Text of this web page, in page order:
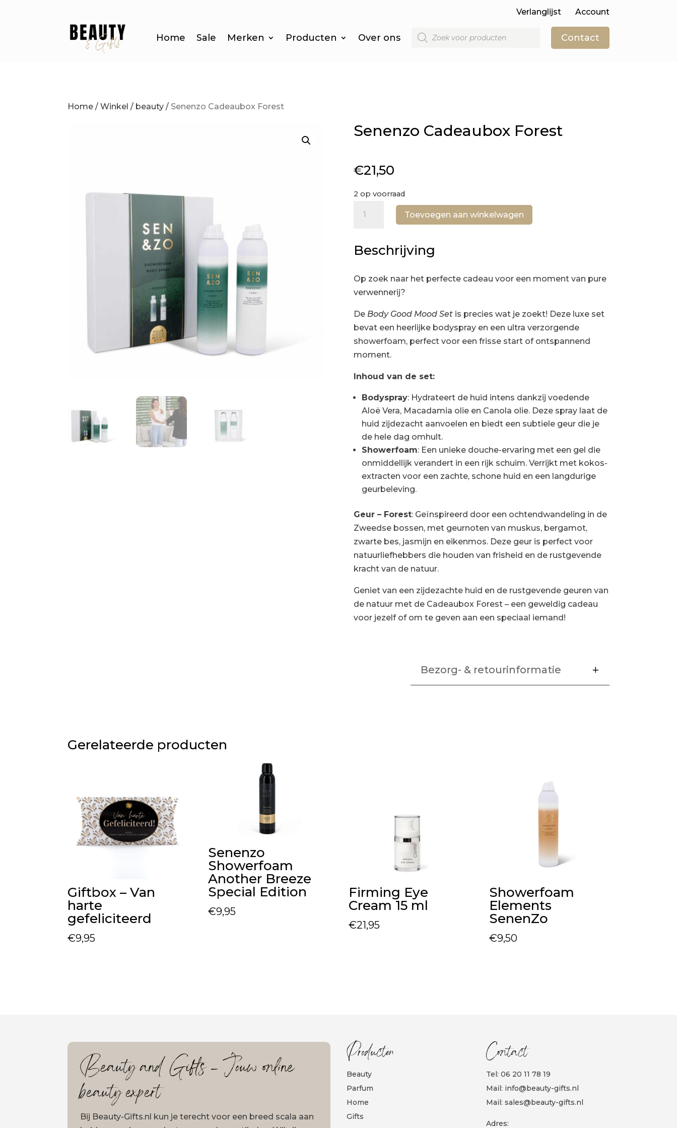
Verlanglijst Account
Home Sale Merken Producten Over ons
Producten
zoeken Contact
Home /Winkel / beauty / Senenzo Cadeaubox Forest
Senenzo Cadeaubox Forest
€21,50
2 op voorraad
Cadeaubox
aantal
Toevoegen aan winkelwagen
Beschrijving
Op zoek naar het perfecte cadeau voor een moment van pure
verwennerij?
De Body Good Mood Setis precies wat je zoekt! Deze luxe set
bevat een heerlijke bodyspray en een ultra verzorgende
showerfoam, perfect voor een frisse start of ontspannend
moment.
Inhoud van de set:
Bodyspray: Hydrateert de huid intens dankzij voedende
Aloë Vera, Macadamia olie en Canola olie. Deze spray laat de
huid zijdezacht aanvoelen en biedt een subtiele geur die je
de hele dag omhult.
Showerfoam: Een unieke douche-ervaring met een gel die
onmiddellijk verandert in een rijk schuim. Verrijkt met kokos-
extracten voor een zachte, schone huid en een langdurige
geurbeleving.
Geur – Forest: Geïnspireerd door een ochtendwandeling in de
Zweedse bossen, met geurnoten van muskus, bergamot,
zwarte bes, jasmijn en eikenmos. Deze geur is perfect voor
natuurliefhebbers die houden van frisheid en de rustgevende
kracht van de natuur.
Geniet van een zijdezachte huid en de rustgevende geuren van
de natuur met de Cadeaubox Forest – een geweldig cadeau
voor jezelf of om te geven aan een speciaal iemand!
Bezorg- & retourinformatie
Gerelateerde producten
Giftbox – Van
harte
gefeliciteerd
€9,95
Senenzo
Showerfoam
Another Breeze
Special Edition
€9,95
Firming Eye
Cream 15 ml
€21,95
Showerfoam
Elements
SenenZo
€9,50
Beauty and Gifts – Jouw online
beauty expert
Bij Beauty-Gifts.nl kun je terecht voor een breed scala aan
Producten
Beauty
Parfum
Home
Gifts
Contact
Tel: 06 20 11 78 19
Mail: info@beauty-gifts.nl
Mail: sales@beauty-gifts.nl
Adres: